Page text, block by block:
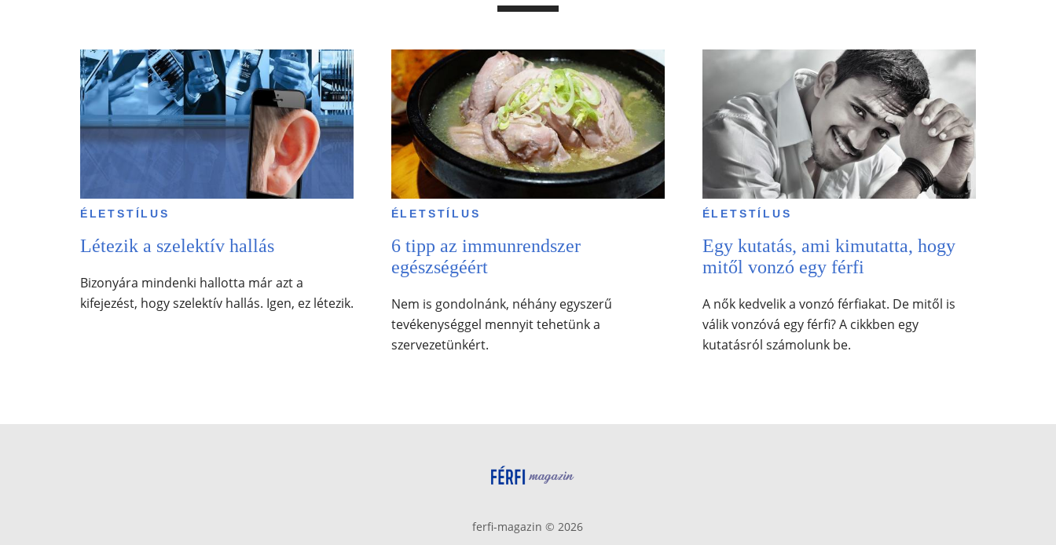
ÉLETSTÍLUS
Létezik a szelektív hallás
Bizonyára mindenki hallotta már azt a
kifejezést, hogy szelektív hallás. Igen, ez létezik.
ÉLETSTÍLUS
6 tipp az immunrendszer
egészségéért
Nem is gondolnánk, néhány egyszerű
tevékenységgel mennyit tehetünk a
szervezetünkért.
ÉLETSTÍLUS
Egy kutatás, ami kimutatta, hogy
mitől vonzó egy férfi
A nők kedvelik a vonzó férfiakat. De mitől is
válik vonzóvá egy férfi? A cikkben egy
kutatásról számolunk be.
ferfi-magazin © 2026